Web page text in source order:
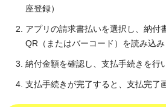
座登録）
アプリの請求書払いを選択し、納付
QR（またはバーコード）を読み込み
納付金額を確認し、支払手続きを行
支払手続きが完了すると、支払完了